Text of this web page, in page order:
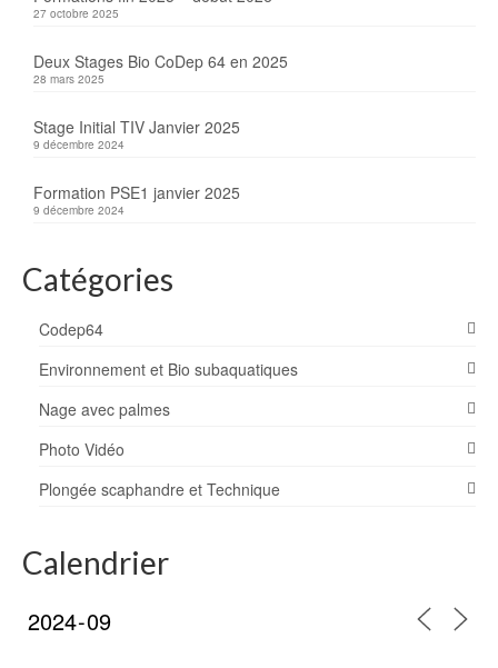
27 octobre 2025
Deux Stages Bio CoDep 64 en 2025
28 mars 2025
Stage Initial TIV Janvier 2025
9 décembre 2024
Formation PSE1 janvier 2025
9 décembre 2024
Catégories
Codep64
Environnement et Bio subaquatiques
Nage avec palmes
Photo Vidéo
Plongée scaphandre et Technique
Calendrier